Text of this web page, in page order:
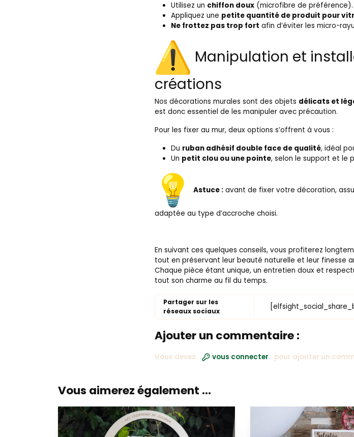
Utilisez un chiffon doux (microfibre de préférence).
Appliquez une petite quantité de produit pour
Ne frottez pas trop fort afin d’éviter les micro-
Manipulation et
créations
Nos décorations murales sont des objets délicats et
est donc essentiel de les manipuler avec précaution.
Pour les fixer au mur, deux options s’offrent à vous :
Du ruban adhésif double face de qualité, idéal
Un petit clou ou une pointe, selon le support et le
Astuce : avant de fixer votre décoration,
adaptée au type d’accroche choisi.
En suivant ces quelques conseils, vous profiterez
tout en préservant leur beauté naturelle et leur finesse
Chaque pièce étant unique, un entretien doux et
tout son charme au fil du temps.
Partager sur les
réseaux sociaux
Ajouter un commentaire :
Vous devez vous connecter pour ajouter un
Vous aimerez également ...